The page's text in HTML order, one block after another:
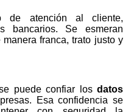
de atención al cliente,
bancarios. Se esmeran
franca, trato justo y
puede confiar los datos
Esa confidencia se